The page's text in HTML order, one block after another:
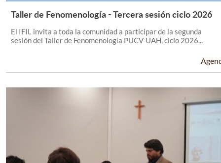
Leer Más +
Taller de Fenomenología - Tercera sesión ciclo 2026
El IFIL invita a toda la comunidad a participar de la segunda
sesión del Taller de Fenomenología PUCV-UAH, ciclo 2026...